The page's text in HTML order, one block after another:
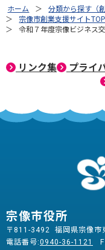
ホーム
分類から探す（
宗像市創業支援サイト
令和７年度宗像ビジネス
リンク集 プライ
宗像市役所
〒811-3492 福岡県宗像市
電話番号:0940-36-1121